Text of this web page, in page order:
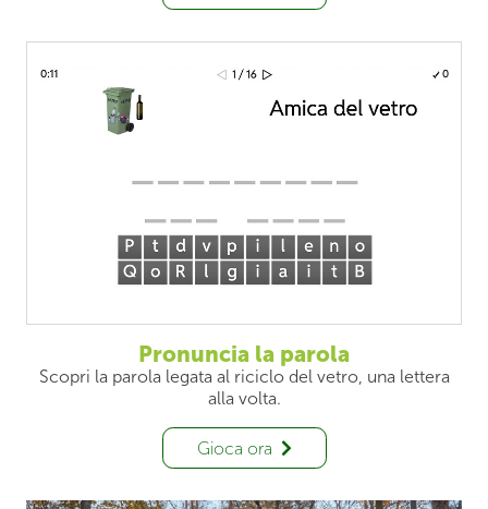
Pronuncia la parola
Scopri la parola legata al riciclo del vetro, una lettera
alla volta.
Gioca ora